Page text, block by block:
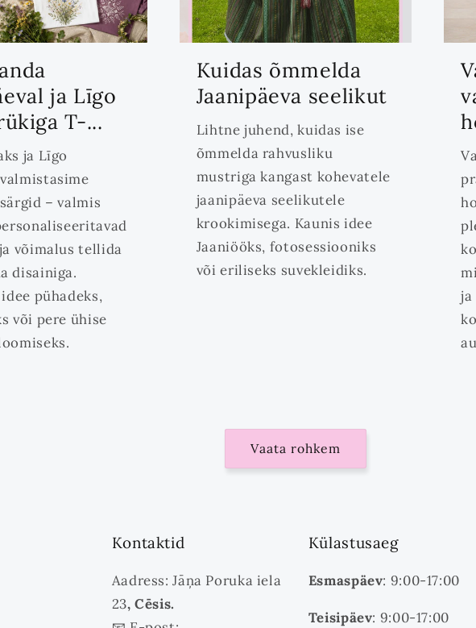
ja Līgo
T-...
ja Līgo
– valmis
võimalus tellida
disainiga.
pühadeks,
või pere ühise
Kuidas õmmelda
Jaanipäeva seelikut
Lihtne juhend, kuidas ise
õmmelda rahvusliku
mustriga kangast kohevatele
jaanipäeva seelikutele
krookimisega. Kaunis idee
Jaaniööks, fotosessiooniks
või eriliseks suvekleidiks.
ja
Vaata rohkem
Kontaktid
Aadress: Jāņa Poruka iela
23, Cēsis.
Külastusaeg
Esmaspäev: 9:00-17:00
Teisipäev: 9:00-17:00